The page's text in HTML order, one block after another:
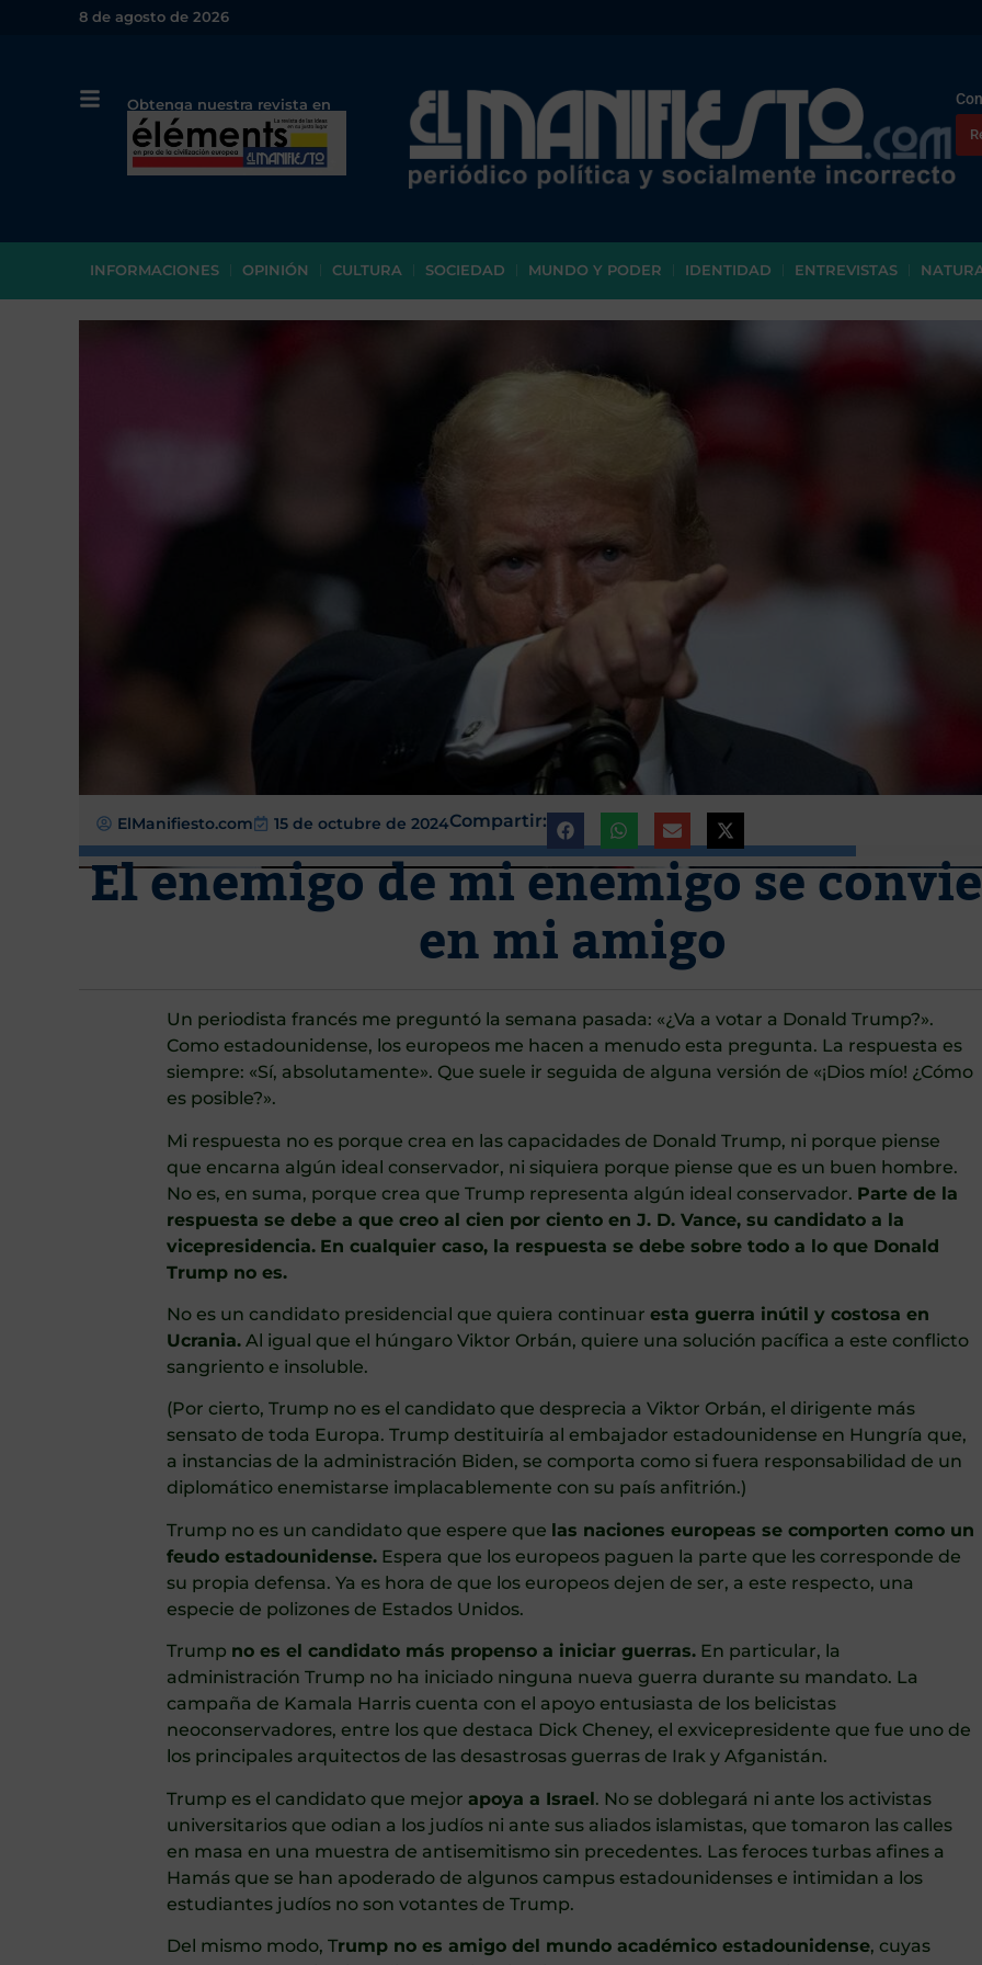
8 de agosto de 2026
Obtenga nuestra revista en
papel o en PDF
INFORMACIONES OPINIÓN CULTURA SOCIEDAD MUNDO Y PODER IDENTIDAD ENTREVISTAS
ElManifiesto.com 15 de octubre de 2024Compartir:
El enemigo de mi enemigo se
en mi amigo
Un periodista francés me preguntó la semana pasada: «¿Va a votar a Donald Trump?».
Como estadounidense, los europeos me hacen a menudo esta pregunta. La respuesta es
siempre: «Sí, absolutamente». Que suele ir seguida de alguna versión de «¡Dios mío! ¿Cómo
es posible?».
Mi respuesta no es porque crea en las capacidades de Donald Trump, ni porque piense
que encarna algún ideal conservador, ni siquiera porque piense que es un buen hombre.
No es, en suma, porque crea que Trump representa algún ideal conservador. Parte de la
respuesta se debe a que creo al cien por ciento en J. D. Vance, su candidato a la
vicepresidencia. En cualquier caso, la respuesta se debe sobre todo a lo que Donald
Trump no es.
No es un candidato presidencial que quiera continuar esta guerra inútil y costosa en
Ucrania. Al igual que el húngaro Viktor Orbán, quiere una solución pacífica a este conflicto
sangriento e insoluble.
(Por cierto, Trump no es el candidato que desprecia a Viktor Orbán, el dirigente más
sensato de toda Europa. Trump destituiría al embajador estadounidense en Hungría que,
a instancias de la administración Biden, se comporta como si fuera responsabilidad de un
diplomático enemistarse implacablemente con su país anfitrión.)
Trump no es un candidato que espere que las naciones europeas se comporten como un
feudo estadounidense. Espera que los europeos paguen la parte que les corresponde de
su propia defensa. Ya es hora de que los europeos dejen de ser, a este respecto, una
especie de polizones de Estados Unidos.
Trump no es el candidato más propenso a iniciar guerras. En particular, la
administración Trump no ha iniciado ninguna nueva guerra durante su mandato. La
campaña de Kamala Harris cuenta con el apoyo entusiasta de los belicistas
neoconservadores, entre los que destaca Dick Cheney, el exvicepresidente que fue uno de
los principales arquitectos de las desastrosas guerras de Irak y Afganistán.
Trump es el candidato que mejor apoya a Israel. No se doblegará ni ante los activistas
universitarios que odian a los judíos ni ante sus aliados islamistas, que tomaron las calles
en masa en una muestra de antisemitismo sin precedentes. Las feroces turbas afines a
Hamás que se han apoderado de algunos campus estadounidenses e intimidan a los
estudiantes judíos no son votantes de Trump.
Del mismo modo, Trump no es amigo del mundo académico estadounidense, cuyas